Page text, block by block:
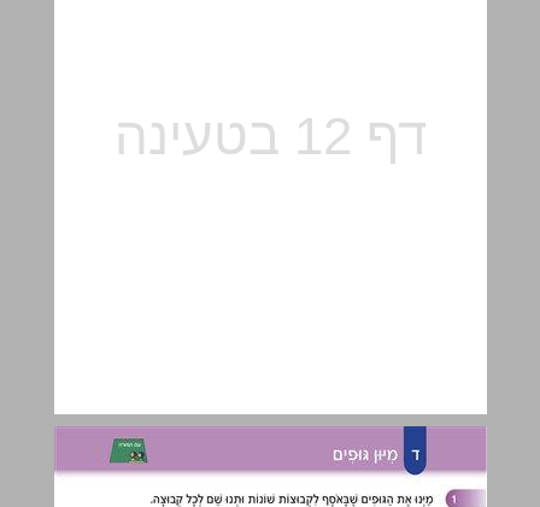
ד מִיּוּן גּוּפִים ... 13